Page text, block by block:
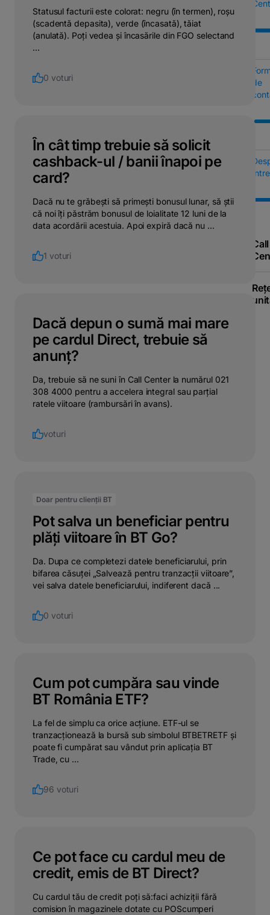
de
Call
Statusul facturii este colorat: negru (în termen), roșu
(scadentă depasita), verde (încasată), tăiat
(anulată). Poți vedea și încasările din FGO selectand
...
0 voturi
În cât timp trebuie să solicit
cashback-ul / banii înapoi pe
card?
Dacă nu te grăbești să primești bonusul lunar, să știi
că noi îți păstrăm bonusul de loialitate 12 luni de la
data acordării acestuia. Apoi expiră dacă nu ...
1 voturi
Dacă depun o sumă mai mare
pe cardul Direct, trebuie să
anunț?
Da, trebuie să ne suni în Call Center la numărul 021
308 4000 pentru a accelera integral sau parțial
ratele viitoare (rambursări în avans).
voturi
Doar pentru clienții BT
Pot salva un beneficiar pentru
plăți viitoare în BT Go?
Da. Dupa ce completezi datele beneficiarului, prin
bifarea căsuței „Salvează pentru tranzacții viitoare”,
vei salva datele beneficiarului, indiferent dacă ...
0 voturi
Cum pot cumpăra sau vinde
BT România ETF?
La fel de simplu ca orice acțiune. ETF-ul se
tranzacționează la bursă sub simbolul BTBETRETF și
poate fi cumpărat sau vândut prin aplicația BT
Trade, cu ...
96 voturi
Ce pot face cu cardul meu de
credit, emis de BT Direct?
Cu cardul tău de credit poți să:faci achiziții fără
comision în magazinele dotate cu POScumperi